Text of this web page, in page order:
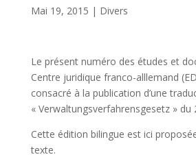
Mai 19, 2015 | Divers
Le présent numéro des études et
Centre juridique franco-alllemand
consacré à la publication d’une
« Verwaltungsverfahrensgesetz » du
Cette édition bilingue est ici
texte.